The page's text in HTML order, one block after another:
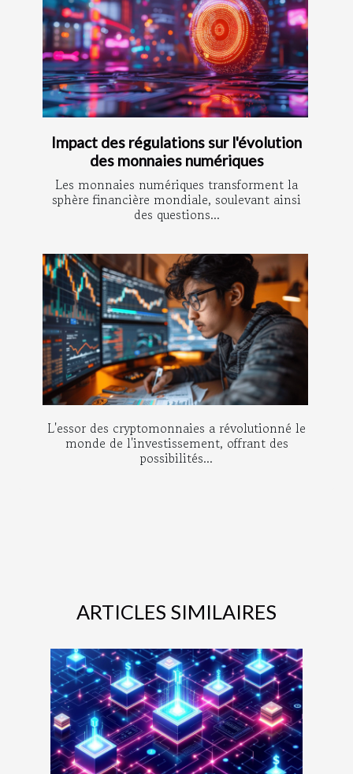
Impact des régulations sur l'évolution
des monnaies numériques
Les monnaies numériques transforment la
sphère financière mondiale, soulevant ainsi
des questions...
L'essor des cryptomonnaies a révolutionné le
monde de l'investissement, offrant des
possibilités...
ARTICLES SIMILAIRES